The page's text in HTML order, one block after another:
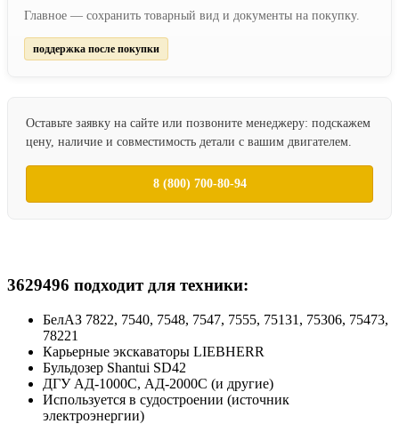
Главное — сохранить товарный вид и документы на покупку.
поддержка после покупки
Оставьте заявку на сайте или позвоните менеджеру: подскажем
цену, наличие и совместимость детали с вашим двигателем.
8 (800) 700-80-94
3629496 подходит для техники:
БелАЗ 7822, 7540, 7548, 7547, 7555, 75131, 75306, 75473,
78221
Карьерные экскаваторы LIEBHERR
Бульдозер Shantui SD42
ДГУ АД-1000С, АД-2000С (и другие)
Используется в судостроении (источник
электроэнергии)